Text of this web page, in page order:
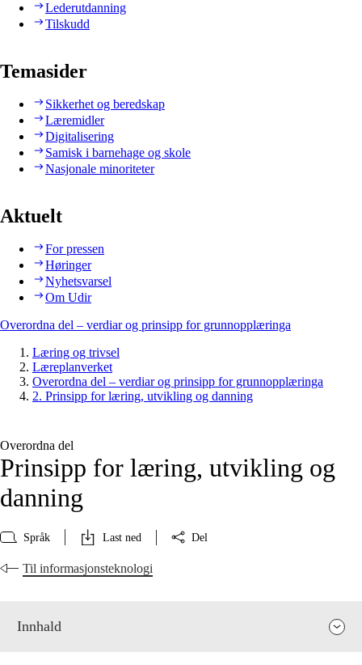
Lederutdanning
Tilskudd
Temasider
Sikkerhet og beredskap
Læremidler
Digitalisering
Samisk i barnehage og skole
Nasjonale minoriteter
Aktuelt
For pressen
Høringer
Nyhetsvarsel
Om Udir
Overordna del – verdiar og prinsipp for grunnopplæringa
Læring og trivsel
Læreplanverket
Overordna del – verdiar og prinsipp for grunnopplæringa
2. Prinsipp for læring, utvikling og danning
Overordna del
Prinsipp for læring, utvikling og
danning
Språk Last ned Del
Til informasjonsteknologi
Innhald